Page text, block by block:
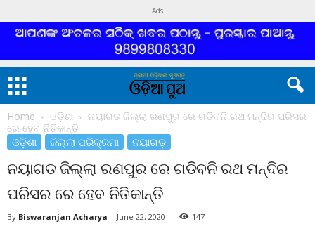
Ads
Home ଓଡ଼ିଶା
ନୟାଗଡ ଜିଲ୍ଲା ରଣପୁର ରେ ଗଡିବନି ରଥ ମନ୍ଦିର ପରିସର
ରେ ହେବ ନିତିକାନ୍ତି
ଓଡ଼ିଶା ଜିଲ୍ଲା ପରିକ୍ରମା ନୟାଗଡ଼
ନୟାଗଡ ଜିଲ୍ଲା ରଣପୁର ରେ ଗଡିବନି ରଥ ମନ୍ଦିର
ପରିସର ରେ ହେବ ନିତିକାନ୍ତି
By Biswaranjan Acharya - June 22, 2020 147